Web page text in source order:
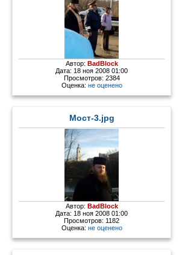
Автор: BadBlock
Дата: 18 ноя 2008 01:00
Просмотров: 2384
Оценка: не оценено
Мост-3.jpg
Автор: BadBlock
Дата: 18 ноя 2008 01:00
Просмотров: 1182
Оценка: не оценено